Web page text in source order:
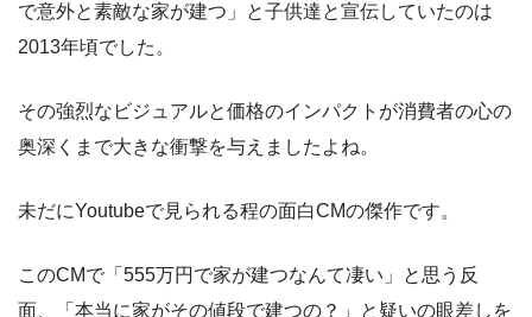
で意外と素敵な家が建つ」と子供達と宣伝していたのは
2013年頃でした。
その強烈なビジュアルと価格のインパクトが消費者の心の
奥深くまで大きな衝撃を与えましたよね。
未だにYoutubeで見られる程の面白CMの傑作です。
このCMで「555万円で家が建つなんて凄い」と思う反
面、「本当に家がその値段で建つの？」と疑いの眼差しを